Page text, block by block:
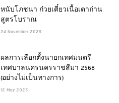
หนับโภชนา ก๋วยเตี๋ยวเนื้อเตาถ่าน
สูตรโบราณ
24 November 2025
ผลการเลือกตั้งนายกเทศมนตรี
เทศบาลนครนครราชสีมา 2568
(อย่างไม่เป็นทางการ)
12 May 2025